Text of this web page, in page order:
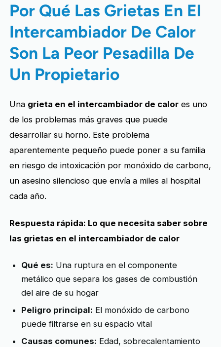
Por Qué Las Grietas En El
Intercambiador De Calor
Son La Peor Pesadilla De
Un Propietario
Una grieta en el intercambiador de calor es uno
de los problemas más graves que puede
desarrollar su horno. Este problema
aparentemente pequeño puede poner a su familia
en riesgo de intoxicación por monóxido de carbono,
un asesino silencioso que envía a miles al hospital
cada año.
Respuesta rápida: Lo que necesita saber sobre
las grietas en el intercambiador de calor
Qué es: Una ruptura en el componente
metálico que separa los gases de combustión
del aire de su hogar
Peligro principal: El monóxido de carbono
puede filtrarse en su espacio vital
Causas comunes: Edad, sobrecalentamiento